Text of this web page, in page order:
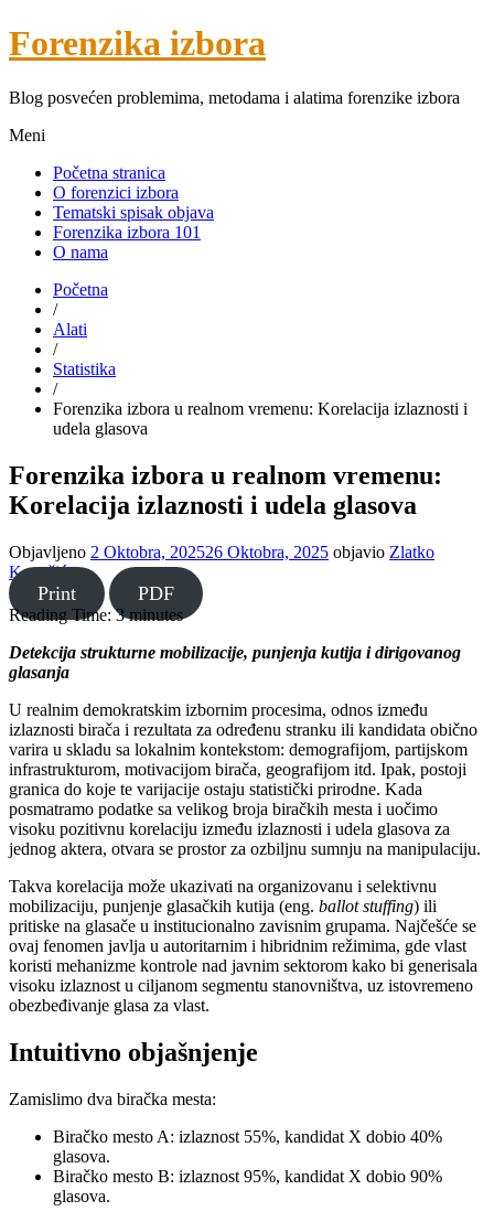
Forenzika izbora
Blog posvećen problemima, metodama i alatima forenzike izbora
Meni
Početna stranica
O forenzici izbora
Tematski spisak objava
Forenzika izbora 101
O nama
Početna
/
Alati
/
Statistika
/
Forenzika izbora u realnom vremenu: Korelacija izlaznosti i
udela glasova
Forenzika izbora u realnom vremenu:
Korelacija izlaznosti i udela glasova
Objavljeno 2 Oktobra, 202526 Oktobra, 2025 objavio Zlatko
Kovačić
Print PDF
Reading Time:3 minutes
Detekcija strukturne mobilizacije, punjenja kutija i dirigovanog
glasanja
U realnim demokratskim izbornim procesima, odnos između
izlaznosti birača i rezultata za određenu stranku ili kandidata obično
varira u skladu sa lokalnim kontekstom: demografijom, partijskom
infrastrukturom, motivacijom birača, geografijom itd. Ipak, postoji
granica do koje te varijacije ostaju statistički prirodne. Kada
posmatramo podatke sa velikog broja biračkih mesta i uočimo
visoku pozitivnu korelaciju između izlaznosti i udela glasova za
jednog aktera, otvara se prostor za ozbiljnu sumnju na manipulaciju.
Takva korelacija može ukazivati na organizovanu i selektivnu
mobilizaciju, punjenje glasačkih kutija (eng. ballot stuffing) ili
pritiske na glasače u institucionalno zavisnim grupama. Najčešće se
ovaj fenomen javlja u autoritarnim i hibridnim režimima, gde vlast
koristi mehanizme kontrole nad javnim sektorom kako bi generisala
visoku izlaznost u ciljanom segmentu stanovništva, uz istovremeno
obezbeđivanje glasa za vlast.
Intuitivno objašnjenje
Zamislimo dva biračka mesta:
Biračko mesto A: izlaznost 55%, kandidat X dobio 40%
glasova.
Biračko mesto B: izlaznost 95%, kandidat X dobio 90%
glasova.